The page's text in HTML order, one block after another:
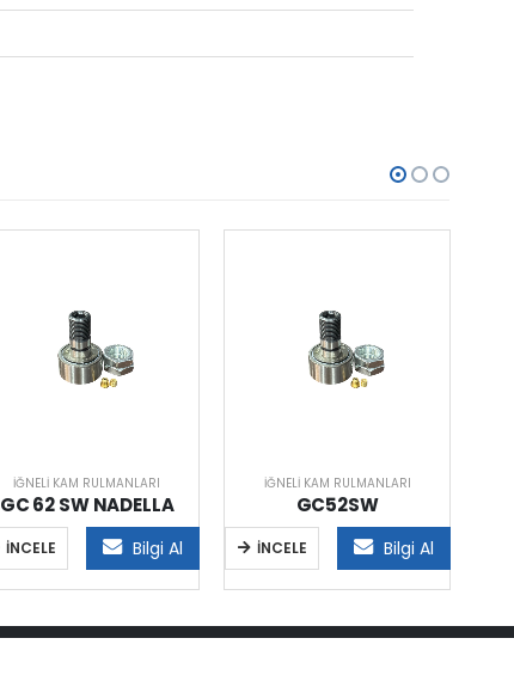
İĞNELI KAM RULMANLARI
GC 62 SW NADELLA
İNCELE Bilgi Al
İĞNELI KAM RULMANLARI
GC52SW
İNCELE Bilgi Al